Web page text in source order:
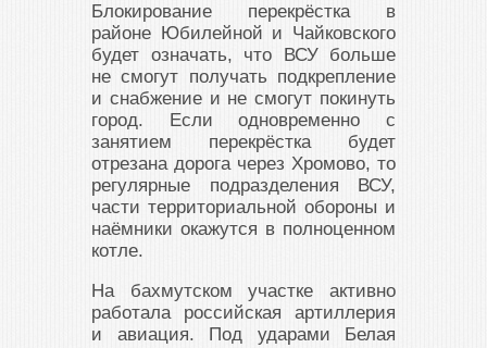
Блокирование перекрёстка в
районе Юбилейной и Чайковского
будет означать, что ВСУ больше
не смогут получать подкрепление
и снабжение и не смогут покинуть
город. Если одновременно с
занятием перекрёстка будет
отрезана дорога через Хромово, то
регулярные подразделения ВСУ,
части территориальной обороны и
наёмники окажутся в полноценном
котле.
На бахмутском участке активно
работала российская артиллерия
и авиация. Под ударами Белая